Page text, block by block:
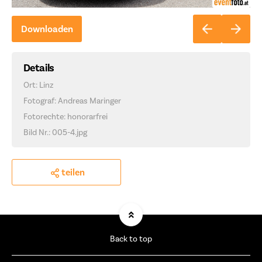
Downloaden
Details
Ort: Linz
Fotograf: Andreas Maringer
Fotorechte: honorarfrei
Bild Nr.: 005-4.jpg
teilen
Back to top